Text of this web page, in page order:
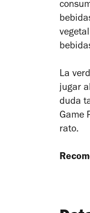
La
jugar
duda
Game
rato.